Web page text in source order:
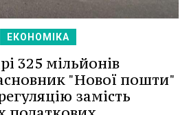
ЕКОНОМІКА
325 мільйонів
"Нової пошти"
замість